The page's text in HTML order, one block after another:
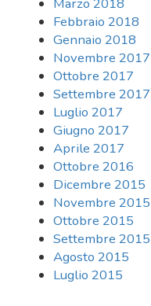
Febbraio 2018
Gennaio 2018
Novembre 2017
Ottobre 2017
Settembre 2017
Luglio 2017
Giugno 2017
Aprile 2017
Ottobre 2016
Dicembre 2015
Novembre 2015
Ottobre 2015
Settembre 2015
Agosto 2015
Luglio 2015